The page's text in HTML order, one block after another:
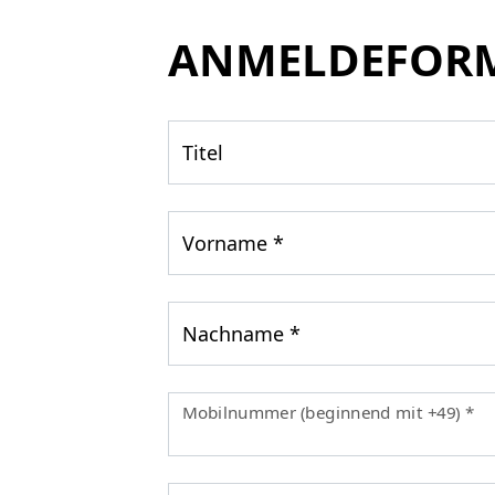
Titel
Vorname *
Nachname *
Mobilnummer (beginnend mit +49) *